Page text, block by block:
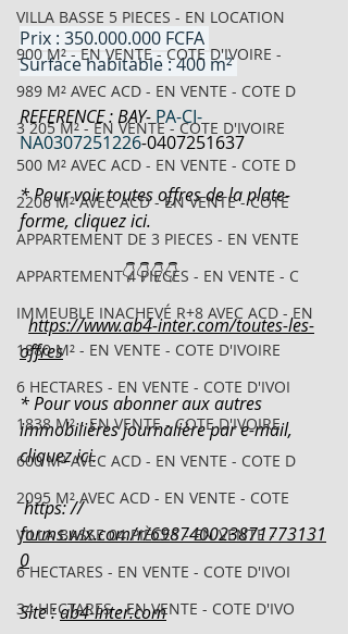
VILLA BASSE 5 PIECES - EN LOCATION
900 M² - EN VENTE - COTE D'IVOIRE -
989 M² AVEC ACD - EN VENTE - COTE D
3 205 M² - EN VENTE - COTE D'IVOIRE
500 M² AVEC ACD - EN VENTE - COTE D
2206 M² AVEC ACD - EN VENTE - COTE
APPARTEMENT DE 3 PIECES - EN VENTE
APPARTEMENT 4 PIECES - EN VENTE - C
IMMEUBLE INACHEVÉ R+8 AVEC ACD - EN
1880 M² - EN VENTE - COTE D'IVOIRE
6 HECTARES - EN VENTE - COTE D'IVOI
1838 M² - EN VENTE - COTE D'IVOIRE
600 M² AVEC ACD - EN VENTE - COTE D
2095 M² AVEC ACD - EN VENTE - COTE
VILLA BASSE 04 PIÈCES - EN VENTE -
6 HECTARES - EN VENTE - COTE D'IVOI
34 HECTARES - EN VENTE - COTE D'IVO
Prix : 350.000.000 FCFA
Surface habitable : 400 m²
REFERENCE : BAY- PA-CI-
NA0307251226-0407251637
* Pour voir toutes offres de la plate-
forme, cliquez ici.
👇👇👇👇
https://www.ab4-inter.com/toutes-les-
offres
* Pour vous abonner aux autres
immobilières journalière par e-mail,
cliquez ici.
https: //
forms.wix.com/r/698740023871773131
0
Site : ab4-inter.com